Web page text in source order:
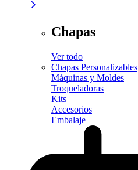
Chapas
Ver todo
Chapas Personalizables
Máquinas y Moldes
Troqueladoras
Kits
Accesorios
Embalaje